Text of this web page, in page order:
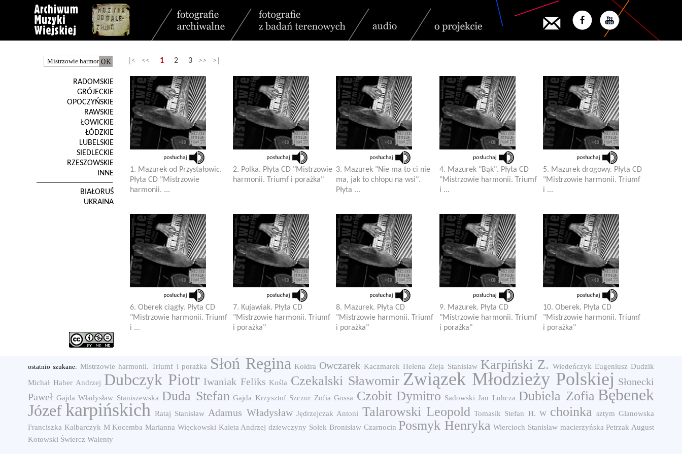
RADOMSKIE
GRÓJECKIE
OPOCZYŃSKIE
RAWSKIE
ŁOWICKIE
ŁÓDZKIE
LUBELSKIE
SIEDLECKIE
RZESZOWSKIE
INNE
BIAŁORUŚ
UKRAINA
|< << 1 2 3 >> >|
1. Mazurek od Przystałowic.
Płyta CD "Mistrzowie
harmonii. ...
2. Polka. Płyta CD "Mistrzowie
harmonii. Triumf i porażka"
3. Mazurek "Nie ma to ci nie
ma, jak to chłopu na wsi".
Płyta ...
4. Mazurek "Bąk". Płyta CD
"Mistrzowie harmonii. Triumf
i ...
5. Mazurek drogowy. Płyta CD
"Mistrzowie harmonii. Triumf
i ...
6. Oberek ciągły. Płyta CD
"Mistrzowie harmonii. Triumf
i ...
7. Kujawiak. Płyta CD
"Mistrzowie harmonii. Triumf
i porażka"
8. Mazurek. Płyta CD
"Mistrzowie harmonii. Triumf
i porażka"
9. Mazurek. Płyta CD
"Mistrzowie harmonii. Triumf
i porażka"
10. Oberek. Płyta CD
"Mistrzowie harmonii. Triumf
i porażka"
ostatnio szukane: Mistrzowie harmonii. Triumf i porażka Słoń Regina Kołdra Owczarek Kaczmarek Helena Zieja Stanisław Karpiński Z. Wiedeńczyk Eugeniusz Dudzik
Michał Haber Andrzej Dubczyk Piotr Iwaniak Feliks Kośla Czekalski Sławomir Związek Młodzieży Polskiej Słonecki
Paweł Gajda Władysław Staniszewska Duda Stefan Gajda Krzysztof Szczur Zofia Gossa Czobit Dymitro Sadowski Jan Luhcza Dubiela Zofia Bębenek
Józef karpińskich Rataj Stanisław Adamus Władysław Jędrzejczak Antoni Talarowski Leopold Tomasik Stefan H. W choinka sztym Glanowska
Franciszka Kalbarczyk M Kocemba Marianna Więckowski Kaleta Andrzej dziewczyny Solek Bronisław Czarnocin Posmyk Henryka Wiercioch Stanisław macierzyńska Petrzak August
Kotowski Świercz Walenty